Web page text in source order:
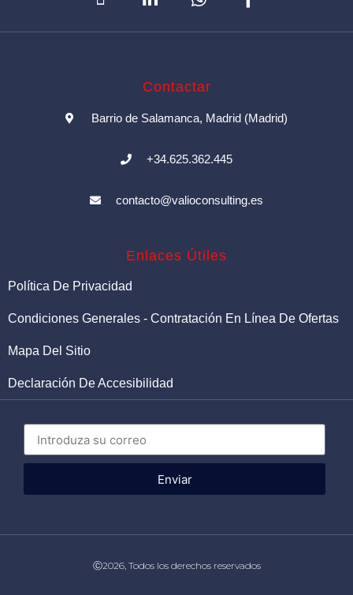
Contactar
Barrio de Salamanca, Madrid (Madrid)
+34.625.362.445
contacto@valioconsulting.es
Enlaces Útiles
Política De Privacidad
Condiciones Generales - Contratación En Línea De Ofertas
Mapa Del Sitio
Declaración De Accesibilidad
Enviar
Ⓒ2026, Todos los derechos reservados